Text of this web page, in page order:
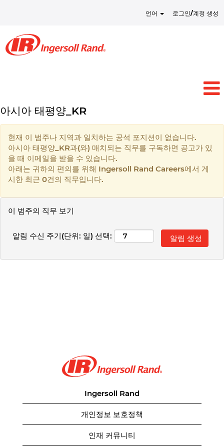
언어 로그인/계정 생성
아시아 태평양_KR
현재 이 범주나 지역과 일치하는 공석 포지션이 없습니다.
아시아 태평양_KR과(와) 매치되는 직무를 구독하면 공고가 있
을 때 이메일을 받을 수 있습니다.
아래는 귀하의 편의를 위해 Ingersoll Rand Careers에서 게
시한 최근 0건의 직무입니다.
이 범주의 직무 보기
알림 수신 주기(단위: 일) 선택:
Ingersoll Rand
개인정보 보호정책
인재 커뮤니티